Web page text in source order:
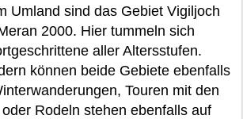
Umland sind das Gebiet Vigiljoch
2000. Hier tummeln sich
aller Altersstufen.
können beide Gebiete ebenfalls
Touren mit den
Rodeln stehen ebenfalls auf